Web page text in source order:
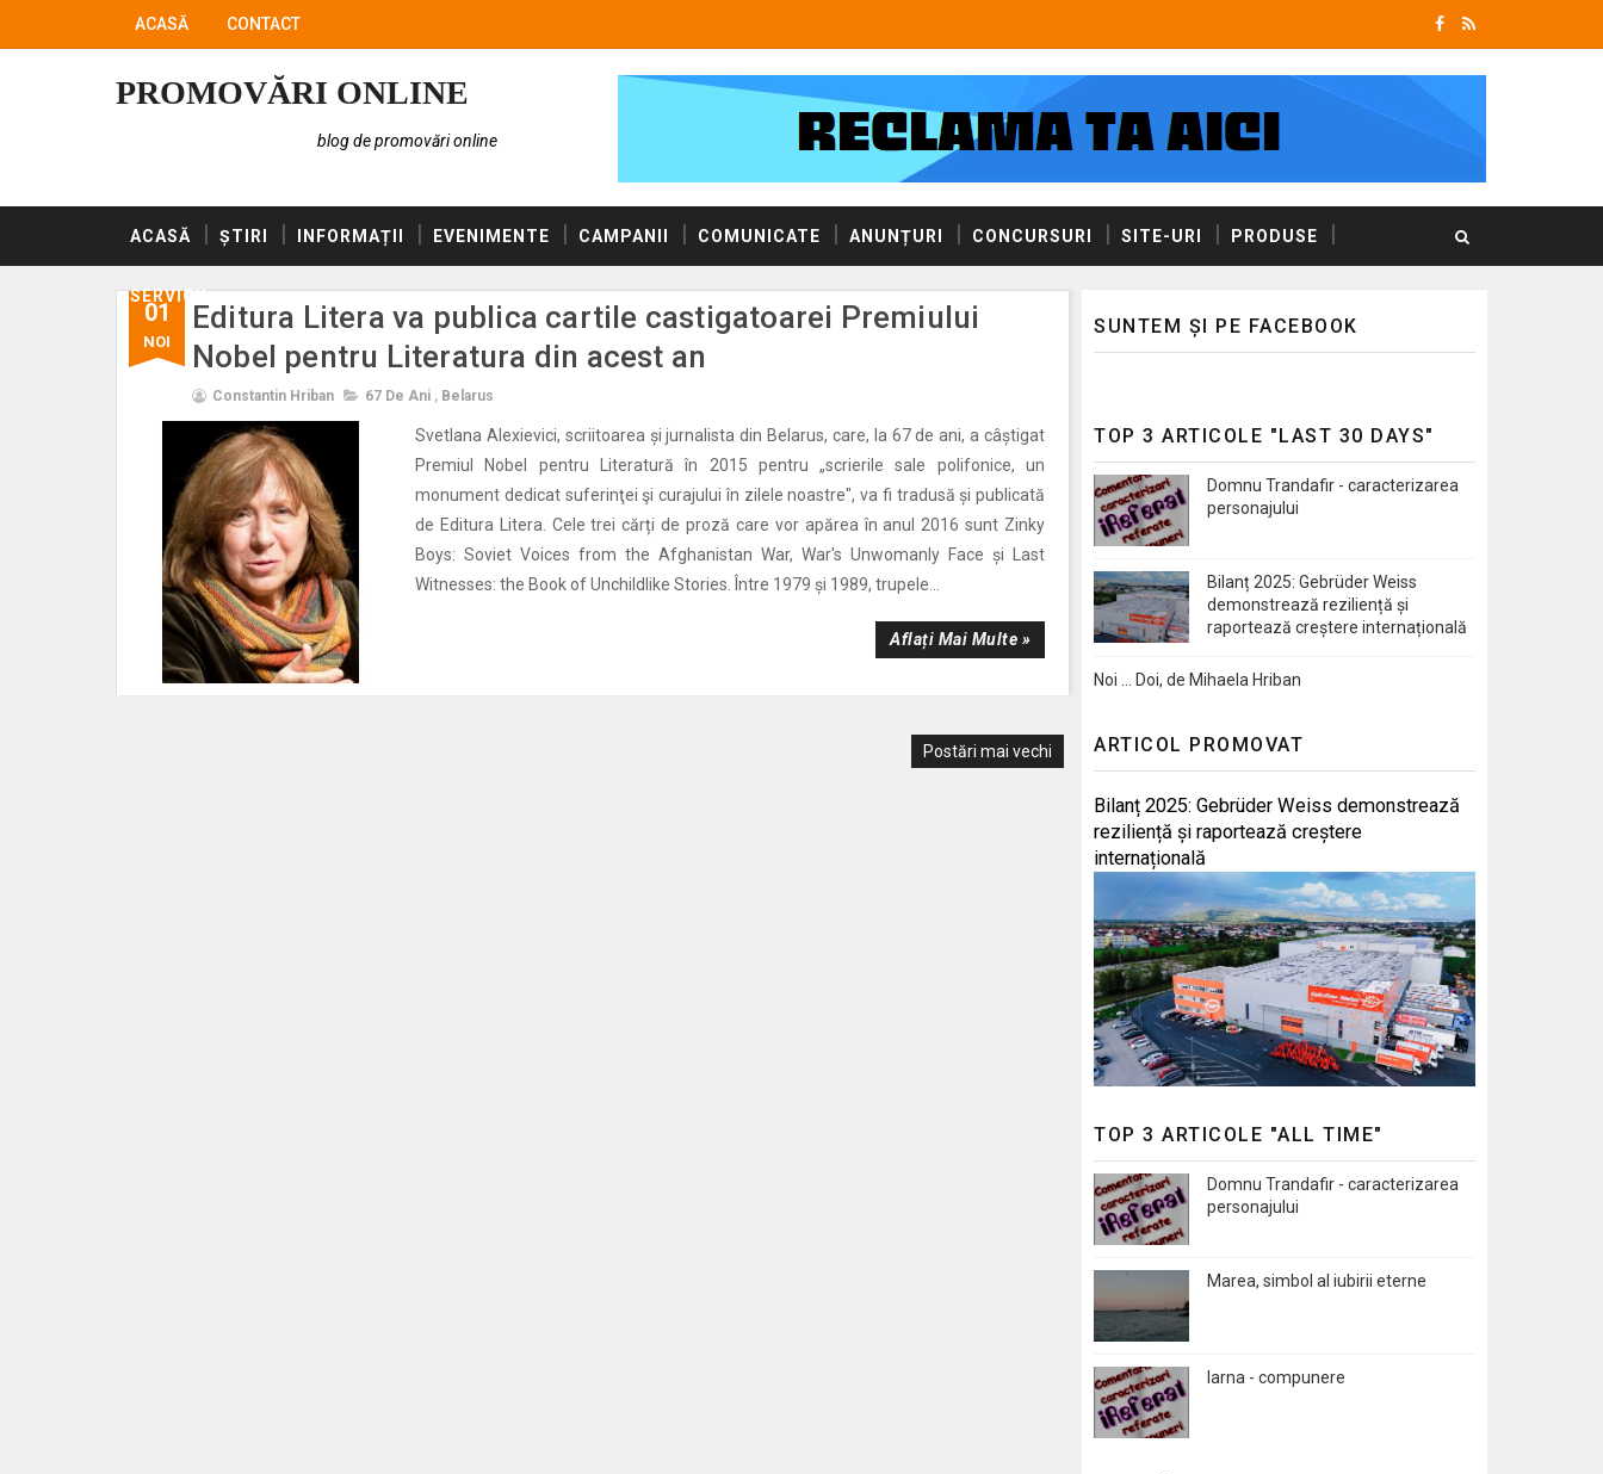
ACASĂ CONTACT
PROMOVĂRI ONLINE
blog de promovări online
ACASĂ ȘTIRI INFORMAȚII EVENIMENTE CAMPANII COMUNICATE ANUNȚURI CONCURSURI SITE-URI PRODUSE
SERVICII
01
NOI
Editura Litera va publica cartile castigatoarei Premiului
Nobel pentru Literatura din acest an
Constantin Hriban 67 De Ani , Belarus
Svetlana Alexievici, scriitoarea și jurnalista din Belarus, care, la 67 de ani, a câștigat
Premiul Nobel pentru Literatură în 2015 pentru „scrierile sale polifonice, un
monument dedicat suferinţei şi curajului în zilele noastre", va fi tradusă și publicată
de Editura Litera. Cele trei cărți de proză care vor apărea în anul 2016 sunt Zinky
Boys: Soviet Voices from the Afghanistan War, War's Unwomanly Face și Last
Witnesses: the Book of Unchildlike Stories. Între 1979 și 1989, trupele...
Aflați Mai Multe »
Postări mai vechi
SUNTEM ȘI PE FACEBOOK
TOP 3 ARTICOLE "LAST 30 DAYS"
Domnu Trandafir - caracterizarea
personajului
Bilanț 2025: Gebrüder Weiss
demonstrează reziliență și
raportează creștere internațională
Noi … Doi, de Mihaela Hriban
ARTICOL PROMOVAT
Bilanț 2025: Gebrüder Weiss demonstrează
reziliență și raportează creștere
internațională
TOP 3 ARTICOLE "ALL TIME"
Domnu Trandafir - caracterizarea
personajului
Marea, simbol al iubirii eterne
Iarna - compunere